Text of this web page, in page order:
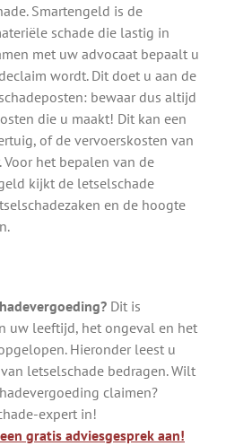
Smartengeld is de
schade die lastig in
met uw advocaat bepaalt u
wordt. Dit doet u aan de
bewaar dus altijd
die u maakt! Dit kan een
of de vervoerskosten van
het bepalen van de
kijkt de letselschade
en de hoogte
Dit is
uw leeftijd, het ongeval en het
Hieronder leest u
letselschade bedragen. Wilt
claimen?
expert in!
gratis adviesgesprek aan!